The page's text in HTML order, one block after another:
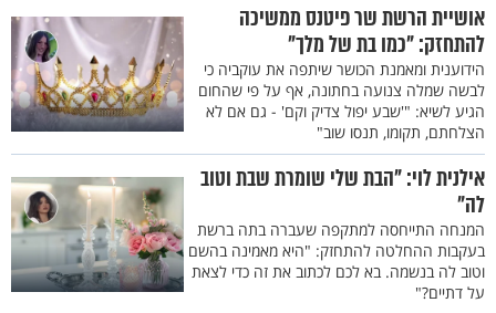
אושיית הרשת שר פיטנס ממשיכה
להתחזק: "כמו בת של מלך"
הידוענית ומאמנת הכושר שיתפה את עוקביה כי
לבשה שמלה צנועה בחתונה, אף על פי שהחום
הגיע לשיא: "'שבע יפול צדיק וקם' - גם אם לא
הצלחתם, תקומו, תנסו שוב"
אילנית לוי: "הבת שלי שומרת שבת וטוב
לה"
המנחה התייחסה למתקפה שעברה בתה ברשת
בעקבות ההחלטה להתחזק: "היא מאמינה בהשם
וטוב לה בנשמה. בא לכם לכתוב את זה כדי לצאת
על דתיים?"